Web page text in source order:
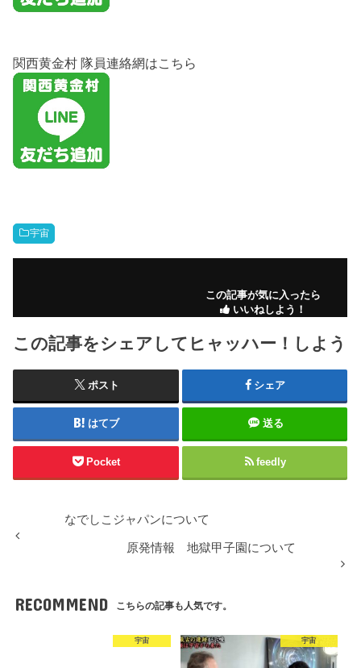
関西黄金村 隊員連絡網はこちら
宇宙
この記事が気に入ったら
いいねしよう！
この記事をシェアしてヒャッハー！しよう
ポスト シェア
はてブ 送る
Pocket feedly
なでしこジャパンについて
原発情報 地獄甲子園について
RECOMMEND こちらの記事も人気です。
宇宙 宇宙